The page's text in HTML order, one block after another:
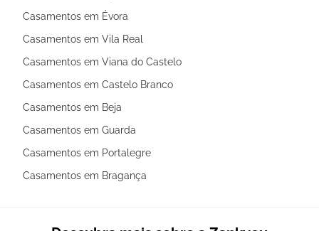
Casamentos em Évora
Casamentos em Vila Real
Casamentos em Viana do Castelo
Casamentos em Castelo Branco
Casamentos em Beja
Casamentos em Guarda
Casamentos em Portalegre
Casamentos em Bragança